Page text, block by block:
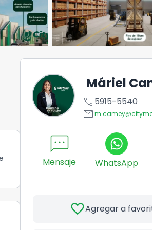
Máriel
call 5915-5540
email
sms
Mensaje WhatsApp
favoriteAgregar a